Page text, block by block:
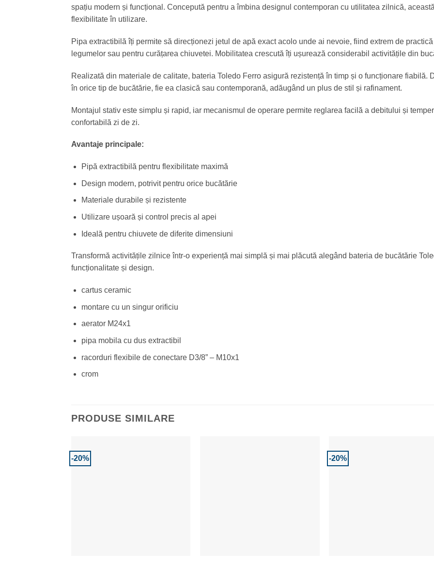
spațiu modern și funcțional. Concepută pentru a îmbina designul contemporan cu utilitatea zilnică,
flexibilitate în utilizare.
Pipa extractibilă îți permite să direcționezi jetul de apă exact acolo unde ai nevoie, fiind extrem de
legumelor sau pentru curățarea chiuvetei. Mobilitatea crescută îți ușurează considerabil activitățile din
Realizată din materiale de calitate, bateria Toledo Ferro asigură rezistență în timp și o funcționare fiabilă.
în orice tip de bucătărie, fie ea clasică sau contemporană, adăugând un plus de stil și rafinament.
Montajul stativ este simplu și rapid, iar mecanismul de operare permite reglarea facilă a debitului și
confortabilă zi de zi.
Avantaje principale:
Pipă extractibilă pentru flexibilitate maximă
Design modern, potrivit pentru orice bucătărie
Materiale durabile și rezistente
Utilizare ușoară și control precis al apei
Ideală pentru chiuvete de diferite dimensiuni
Transformă activitățile zilnice într-o experiență mai simplă și mai plăcută alegând bateria de bucătărie
funcționalitate și design.
cartus ceramic
montare cu un singur orificiu
aerator M24x1
pipa mobila cu dus extractibil
racorduri flexibile de conectare D3/8” – M10x1
crom
PRODUSE SIMILARE
-20% -20%